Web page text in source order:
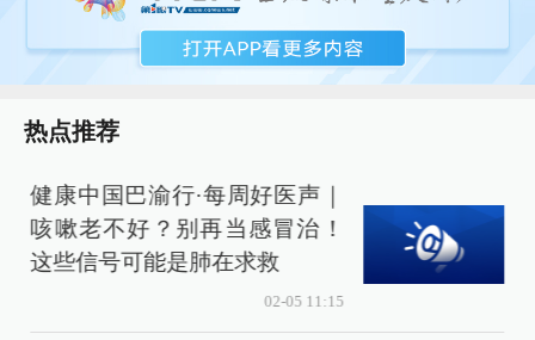
热点推荐
健康中国巴渝行·每周好医声｜
咳嗽老不好？别再当感冒治！
这些信号可能是肺在求救
02-05 11:15